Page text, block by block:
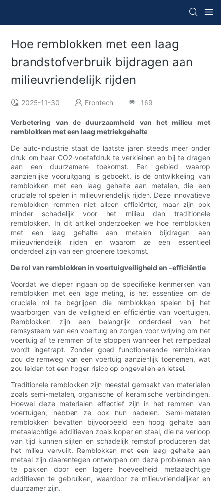
Hoe remblokken met een laag
brandstofverbruik bijdragen aan
milieuvriendelijk rijden
2025-11-30 Frontech 169
Verbetering van de duurzaamheid van het milieu met
remblokken met een laag metriekgehalte
De auto-industrie staat de laatste jaren steeds meer onder
druk om haar CO2-voetafdruk te verkleinen en bij te dragen
aan een duurzamere toekomst. Een gebied waarop
aanzienlijke vooruitgang is geboekt, is de ontwikkeling van
remblokken met een laag gehalte aan metalen, die een
cruciale rol spelen in milieuvriendelijk rijden. Deze innovatieve
remblokken remmen niet alleen efficiënter, maar zijn ook
minder schadelijk voor het milieu dan traditionele
remblokken. In dit artikel onderzoeken we hoe remblokken
met een laag gehalte aan metalen bijdragen aan
milieuvriendelijk rijden en waarom ze een essentieel
onderdeel zijn van een groenere toekomst.
De rol van remblokken in voertuigveiligheid en -efficiëntie
Voordat we dieper ingaan op de specifieke kenmerken van
remblokken met een lage meting, is het essentieel om de
cruciale rol te begrijpen die remblokken spelen bij het
waarborgen van de veiligheid en efficiëntie van voertuigen.
Remblokken zijn een belangrijk onderdeel van het
remsysteem van een voertuig en zorgen voor wrijving om het
voertuig af te remmen of te stoppen wanneer het rempedaal
wordt ingetrapt. Zonder goed functionerende remblokken
zou de remweg van een voertuig aanzienlijk toenemen, wat
zou leiden tot een hoger risico op ongevallen en letsel.
Traditionele remblokken zijn meestal gemaakt van materialen
zoals semi-metalen, organische of keramische verbindingen.
Hoewel deze materialen effectief zijn in het remmen van
voertuigen, hebben ze ook hun nadelen. Semi-metalen
remblokken bevatten bijvoorbeeld een hoog gehalte aan
metaalachtige additieven zoals koper en staal, die na verloop
van tijd kunnen slijten en schadelijk remstof produceren dat
het milieu vervuilt. Remblokken met een laag gehalte aan
metaal zijn daarentegen ontworpen om deze problemen aan
te pakken door een lagere hoeveelheid metaalachtige
additieven te gebruiken, waardoor ze milieuvriendelijker en
duurzamer zijn.